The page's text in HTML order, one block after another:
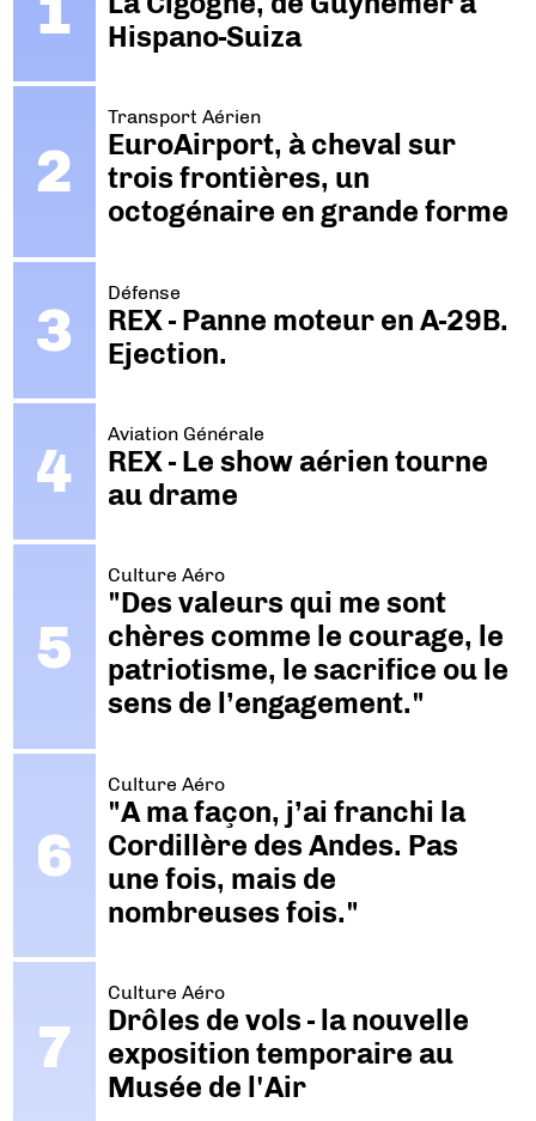
Hispano-Suiza
Transport Aérien
EuroAirport, à cheval sur
trois frontières, un
octogénaire en grande forme
Défense
REX - Panne moteur en A-29B.
Ejection.
Aviation Générale
REX - Le show aérien tourne
au drame
Culture Aéro
"Des valeurs qui me sont
chères comme le courage, le
patriotisme, le sacrifice ou le
sens de l’engagement."
Culture Aéro
"A ma façon, j’ai franchi la
Cordillère des Andes. Pas
une fois, mais de
nombreuses fois."
Culture Aéro
Drôles de vols - la nouvelle
exposition temporaire au
Musée de l'Air